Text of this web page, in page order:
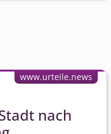
nach
www.urteile.news